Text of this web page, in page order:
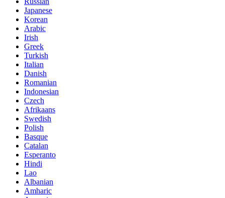
Japanese
Korean
Arabic
Irish
Greek
Turkish
Italian
Danish
Romanian
Indonesian
Czech
Afrikaans
Swedish
Polish
Basque
Catalan
Esperanto
Hindi
Lao
Albanian
Amharic